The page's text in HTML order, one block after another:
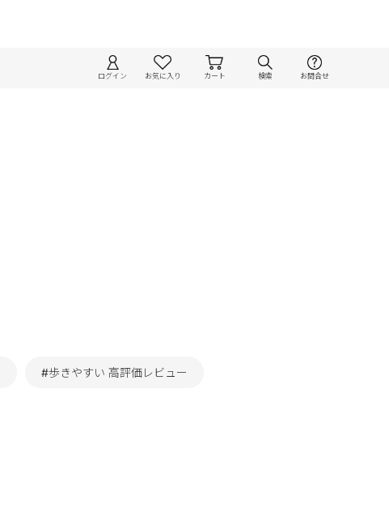
ログイン お気に入り カート 検索 お問合せ
#歩きやすい 高評価レビュー